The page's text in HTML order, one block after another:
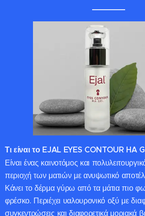
Τι είναι το EJAL EYES CONTOUR HA
Είναι ένας καινοτόμος και
περιοχή των ματιών με ανυψωτικό
Κάνει το δέρμα γύρω από τα μάτια πιο
φρέσκο. Περιέχει υαλουρονικό οξύ με
συγκεντρώσεις και διαφορετικά μοριακά